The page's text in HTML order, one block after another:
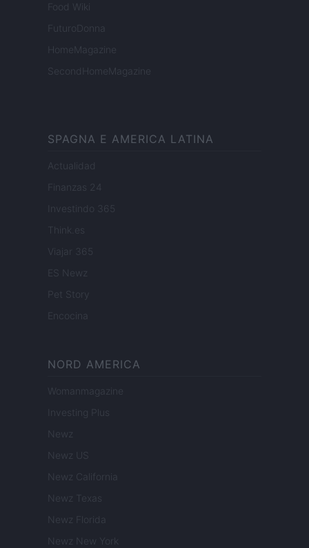
Food Wiki
FuturoDonna
HomeMagazine
SecondHomeMagazine
SPAGNA E AMERICA LATINA
Actualidad
Finanzas 24
Investindo 365
Think.es
Viajar 365
ES Newz
Pet Story
Encocina
NORD AMERICA
Womanmagazine
Investing Plus
Newz
Newz US
Newz California
Newz Texas
Newz Florida
Newz New York